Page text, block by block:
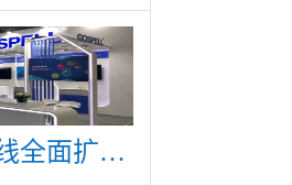
高斯贝尔产品线全面扩展，众多新产品亮相CommunicAsia 2019